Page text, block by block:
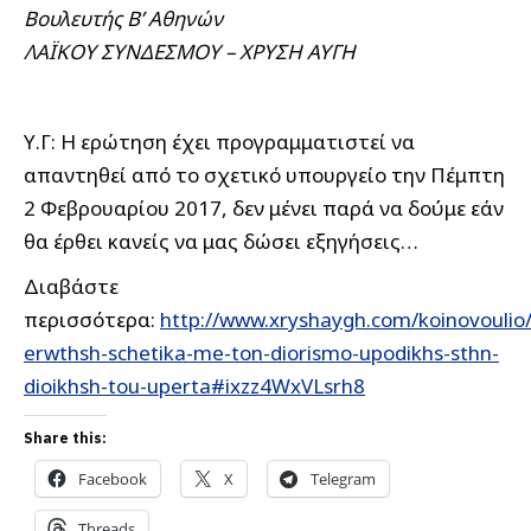
Βουλευτής Β’ Αθηνών
ΛΑΪΚΟΥ ΣΥΝΔΕΣΜΟΥ – ΧΡΥΣΗ ΑΥΓΗ
Υ.Γ: Η ερώτηση έχει προγραμματιστεί να
απαντηθεί από το σχετικό υπουργείο την Πέμπτη
2 Φεβρουαρίου 2017, δεν μένει παρά να δούμε εάν
θα έρθει κανείς να μας δώσει εξηγήσεις…
Διαβάστε
περισσότερα: http://www.xryshaygh.com/
erwthsh-schetika-me-ton-diorismo-upodikhs-sthn-
dioikhsh-tou-uperta#ixzz4WxVLsrh8
Share this:
Facebook X Telegram